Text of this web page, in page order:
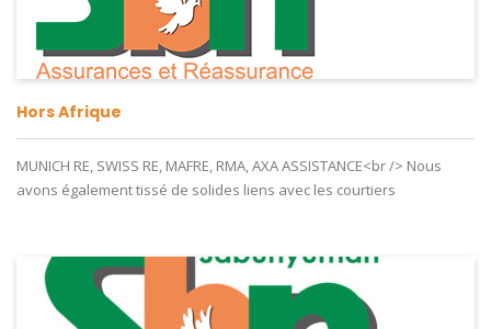
Hors Afrique
MUNICH RE, SWISS RE, MAFRE, RMA, AXA ASSISTANCE<br /> Nous
avons également tissé de solides liens avec les courtiers